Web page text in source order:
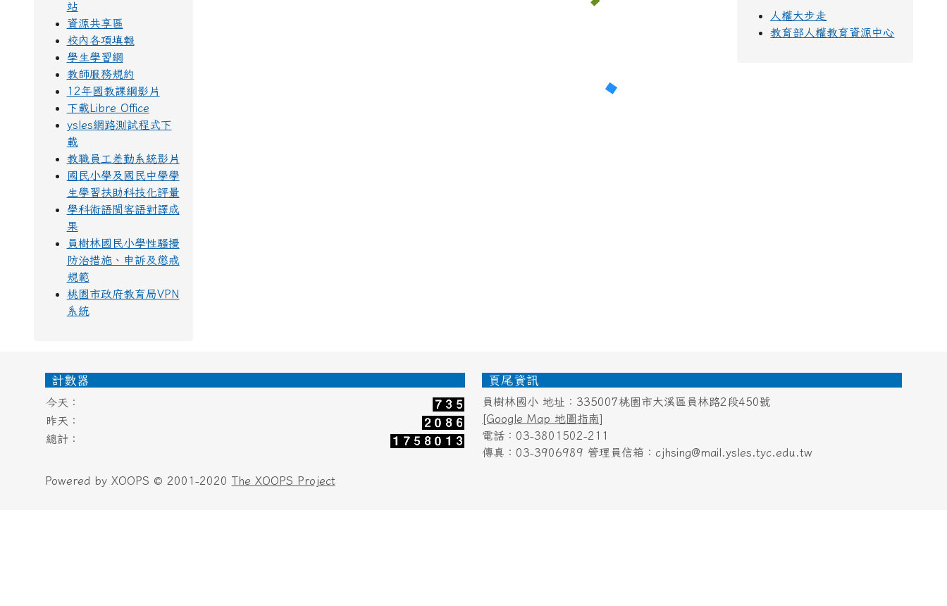
站
資源共享區
校內各項填報
學生學習網
教師服務規約
12年國教課綱影片
下載Libre Office
ysles網路測試程式下
載
教職員工差勤系統影片
國民小學及國民中學學
生學習扶助科技化評量
學科術語閩客語對譯成
果
員樹林國民小學性騷擾
防治措施、申訴及懲戒
規範
桃園市政府教育局VPN
系統
人權大步走
教育部人權教育資源中心
頁尾區域內容
計數器
今天：
昨天：
總計：
頁尾資訊
員樹林國小 地址：335007桃園市大溪區員林路2段450號
[Google Map 地圖指南]
電話：03-3801502-211
傳真：03-3906989 管理員信箱：cjhsing@mail.ysles.tyc.edu.tw
Powered by XOOPS © 2001-2020 The XOOPS Project